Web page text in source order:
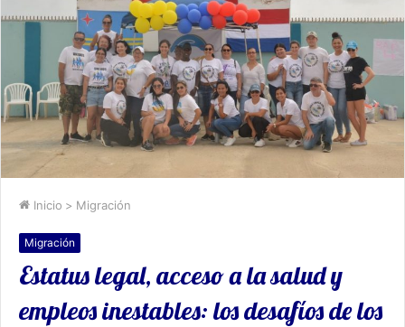
Inicio > Migración
Migración
Estatus legal, acceso a la salud y
empleos inestables: los desafíos de los